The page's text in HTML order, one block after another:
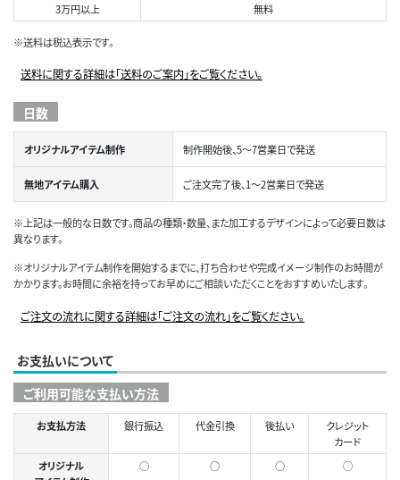
3万円以上
無料
※送料は税込表示です。
送料に関する詳細は「送料のご案内」をご覧ください。
日数
オリジナルアイテム制作 制作開始後、5～7営業日で発送
無地アイテム購入 ご注文完了後、1～2営業日で発送
※上記は一般的な日数です。商品の種類・数量、また加工するデザインによって必要日数は
異なります。
※オリジナルアイテム制作を開始するまでに、打ち合わせや完成イメージ制作のお時間が
かかります。お時間に余裕を持ってお早めにご相談いただくことをおすすめいたします。
ご注文の流れに関する詳細は「ご注文の流れ」をご覧ください。
お支払いについて
ご利用可能な支払い方法
お支払方法 銀行振込 代金引換 後払い
クレジット
カード
オリジナル
○ ○ ○ ◯